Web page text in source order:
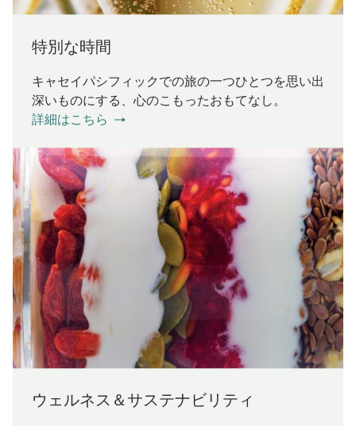
特別な時間
キャセイパシフィックでの旅の一つひとつを思い出
深いものにする、心のこもったおもてなし。
詳細はこちら
ウェルネス＆サステナビリティ